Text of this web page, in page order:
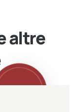
altre